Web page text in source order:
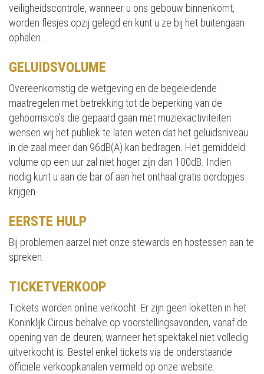
veiligheidscontrole, wanneer u ons gebouw binnenkomt,
worden flesjes opzij gelegd en kunt u ze bij het buitengaan
ophalen.
GELUIDSVOLUME
Overeenkomstig de wetgeving en de begeleidende
maatregelen met betrekking tot de beperking van de
gehoorrisico's die gepaard gaan met muziekactiviteiten
wensen wij het publiek te laten weten dat het geluidsniveau
in de zaal meer dan 96dB(A) kan bedragen. Het gemiddeld
volume op een uur zal niet hoger zijn dan 100dB. Indien
nodig kunt u aan de bar of aan het onthaal gratis oordopjes
krijgen.
EERSTE HULP
Bij problemen aarzel niet onze stewards en hostessen aan te
spreken.
TICKETVERKOOP
Tickets worden online verkocht. Er zijn geen loketten in het
Koninklijk Circus behalve op voorstellingsavonden, vanaf de
opening van de deuren, wanneer het spektakel niet volledig
uitverkocht is. Bestel enkel tickets via de onderstaande
officiële verkoopkanalen vermeld op onze website.